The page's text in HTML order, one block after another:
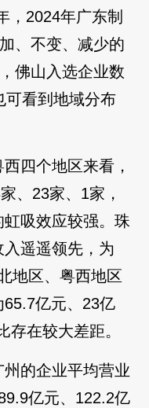
，2024年广东制
、不变、减少的
佛山入选企业数
可看到地域分布
四个地区来看，
、23家、1家，
吸效应较强。珠
遥遥领先，为
地区、粤西地区
亿元、23亿
存在较大差距。
的企业平均营业
亿元、122.2亿